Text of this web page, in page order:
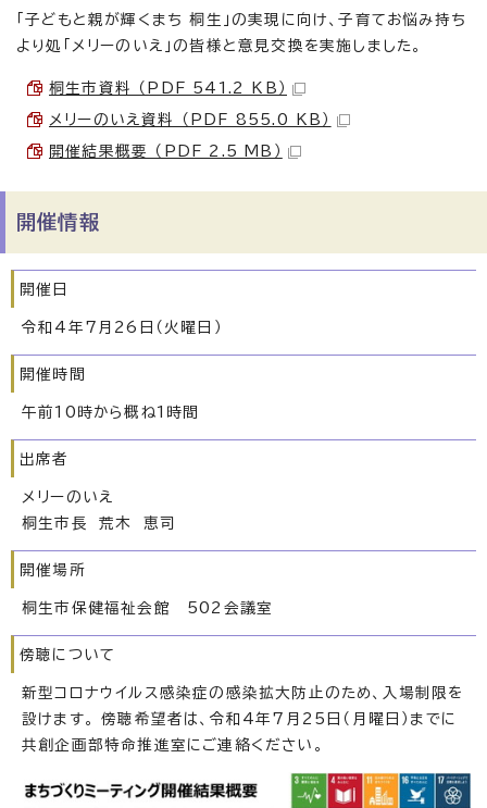
「子どもと親が輝くまち 桐生」の実現に向け、子育てお悩み持ち
より処「メリーのいえ」の皆様と意見交換を実施しました。
桐生市資料 （PDF 541.2 KB）
メリーのいえ資料 （PDF 855.0 KB）
開催結果概要 （PDF 2.5 MB）
開催情報
開催日
令和4年7月26日（火曜日）
開催時間
午前10時から概ね1時間
出席者
メリーのいえ
桐生市長 荒木 恵司
開催場所
桐生市保健福祉会館 502会議室
傍聴について
新型コロナウイルス感染症の感染拡大防止のため、入場制限を
設けます。 傍聴希望者は、令和4年7月25日（月曜日）までに
共創企画部特命推進室にご連絡ください。